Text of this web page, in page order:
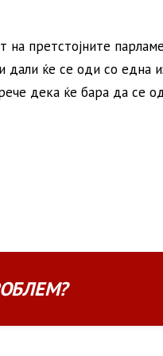
на претстојните
дали ќе се оди со една
дека ќе бара да се